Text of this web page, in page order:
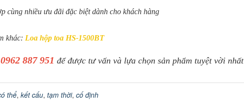
cùng nhiều ưu đãi đặc biệt dành cho khách hàng
khác: Loa hộp toa HS-1500BT
0962 887 951 để được tư vấn và lựa chọn sản phẩm tuyệt vời nhất
thể, kết cấu, tạm thời, cố định